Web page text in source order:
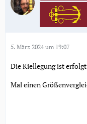
5. März 2024 um 19:07
Die Kiellegung ist
Mal einen